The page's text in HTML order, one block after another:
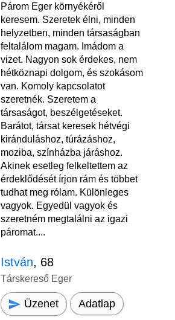
Párom Eger környékéről
keresem. Szeretek élni, minden
helyzetben, minden társaságban
feltalálom magam. Imádom a
vizet. Nagyon sok érdekes, nem
hétköznapi dolgom, és szokásom
van. Komoly kapcsolatot
szeretnék. Szeretem a
társaságot, beszélgetéseket.
Barátot, társat keresek hétvégi
kiránduláshoz, túrázáshoz,
moziba, színházba járáshoz.
Akinek esetleg felkeltettem az
érdeklődését írjon rám és többet
tudhat meg rólam. Különleges
vagyok. Egyedül vagyok és
szeretném megtalálni az igazi
páromat....
István, 68
Társkereső Eger
Üzenet Adatlap